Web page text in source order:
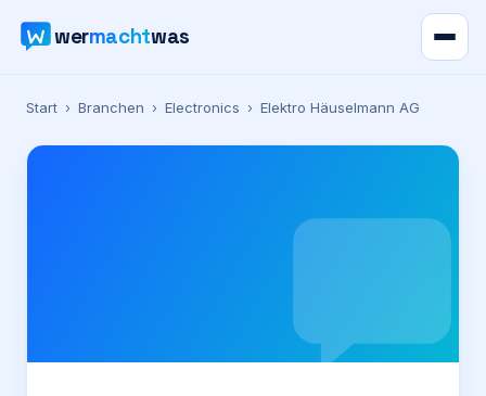
wermachtwas
Verzeichnis
Karte
Start › Branchen › Electronics › Elektro Häuselmann AG